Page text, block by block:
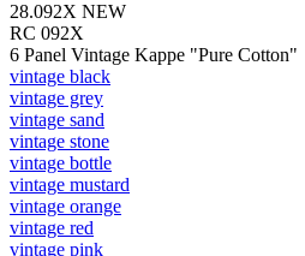
28.092X NEW
RC 092X
6 Panel Vintage Kappe "Pure Cotton"
vintage black
vintage grey
vintage sand
vintage stone
vintage bottle
vintage mustard
vintage orange
vintage red
vintage pink